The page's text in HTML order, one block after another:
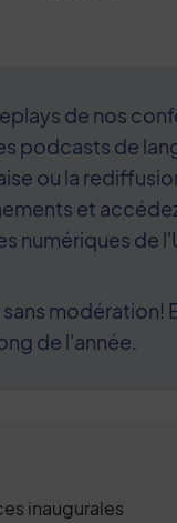
de nos
podcasts de
ou la
et
numériques de
modération!
de l'année.
inaugurales